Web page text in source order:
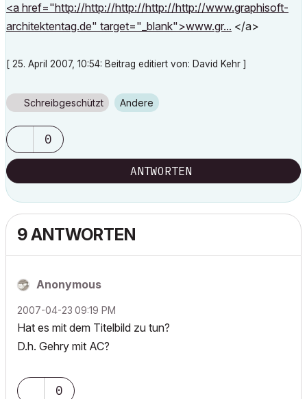
<a href="http://http://http://http://http://www.graphisoft-
architektentag.de" target="_blank">www.gr... </a>
[ 25. April 2007, 10:54: Beitrag editiert von: David Kehr ]
Schreibgeschützt Andere
0
ANTWORTEN
9 ANTWORTEN
Anonymous
‎2007-04-23 09:19 PM
Hat es mit dem Titelbild zu tun?
D.h. Gehry mit AC?
0